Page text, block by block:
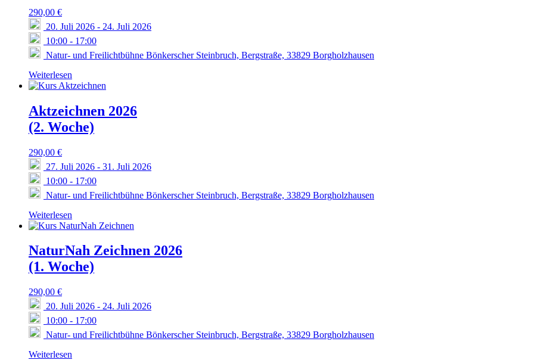
290,00 €
20. Juli 2026 - 24. Juli 2026
10:00 - 17:00
Natur- und Freilichtbühne Bönkerscher Steinbruch, Bergstraße, 33829 Borgholzhausen
Weiterlesen
Aktzeichnen 2026
(2. Woche)
290,00 €
27. Juli 2026 - 31. Juli 2026
10:00 - 17:00
Natur- und Freilichtbühne Bönkerscher Steinbruch, Bergstraße, 33829 Borgholzhausen
Weiterlesen
NaturNah Zeichnen 2026
(1. Woche)
290,00 €
20. Juli 2026 - 24. Juli 2026
10:00 - 17:00
Natur- und Freilichtbühne Bönkerscher Steinbruch, Bergstraße, 33829 Borgholzhausen
Weiterlesen